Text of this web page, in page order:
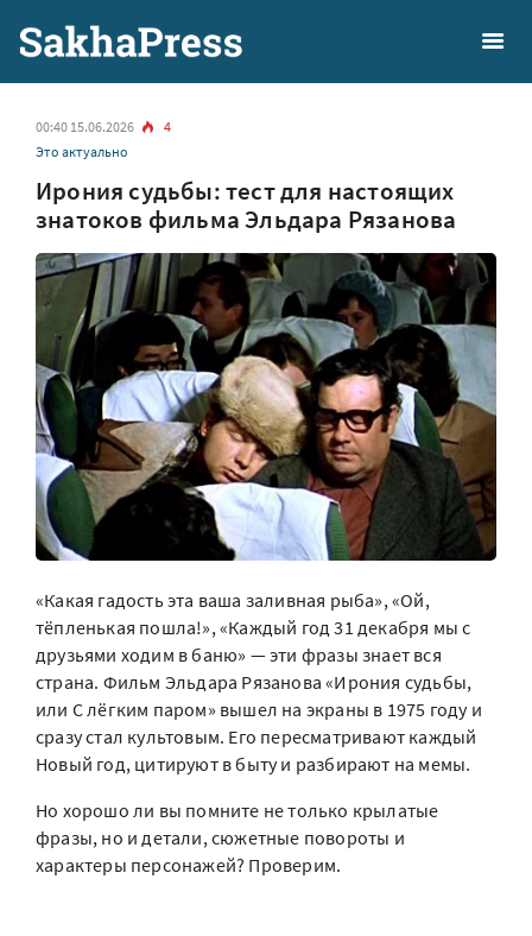
00:40 15.06.2026
4
Это актуально
Ирония судьбы: тест для настоящих
знатоков фильма Эльдара Рязанова
«Какая гадость эта ваша заливная рыба», «Ой,
тёпленькая пошла!», «Каждый год 31 декабря мы с
друзьями ходим в баню» — эти фразы знает вся
страна. Фильм Эльдара Рязанова «Ирония судьбы,
или С лёгким паром» вышел на экраны в 1975 году и
сразу стал культовым. Его пересматривают каждый
Новый год, цитируют в быту и разбирают на мемы.
Но хорошо ли вы помните не только крылатые
фразы, но и детали, сюжетные повороты и
характеры персонажей? Проверим.